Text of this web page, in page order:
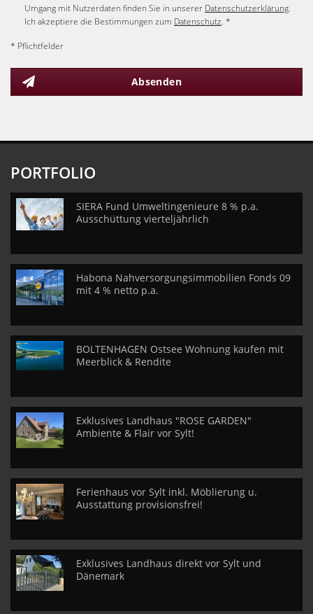
Umgang mit Nutzerdaten finden Sie in unserer Datenschutzerklärung.
Ich akzeptiere die Bestimmungen zum Datenschutz. *
* Pflichtfelder
Absenden
PORTFOLIO
SIERA Fund Umweltingenieure 8 % p.a.
Ausschüttung vierteljährlich
Habona Nahversorgungsimmobilien Fonds 09
mit 4 % netto p.a.
BOLTENHAGEN Ostsee Wohnung kaufen mit
Meerblick & Rendite
Exklusives Landhaus "ROSE GARDEN"
Ambiente & Flair vor Sylt!
Ferienhaus vor Sylt inkl. Möblierung u.
Ausstattung provisionsfrei!
Exklusives Landhaus direkt vor Sylt und
Dänemark